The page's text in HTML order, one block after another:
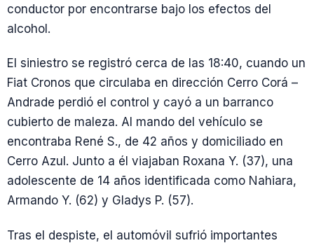
conductor por encontrarse bajo los efectos del
alcohol.
El siniestro se registró cerca de las 18:40, cuando un
Fiat Cronos que circulaba en dirección Cerro Corá –
Andrade perdió el control y cayó a un barranco
cubierto de maleza. Al mando del vehículo se
encontraba René S., de 42 años y domiciliado en
Cerro Azul. Junto a él viajaban Roxana Y. (37), una
adolescente de 14 años identificada como Nahiara,
Armando Y. (62) y Gladys P. (57).
Tras el despiste, el automóvil sufrió importantes